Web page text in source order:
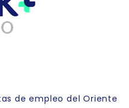
de empleo del Oriente